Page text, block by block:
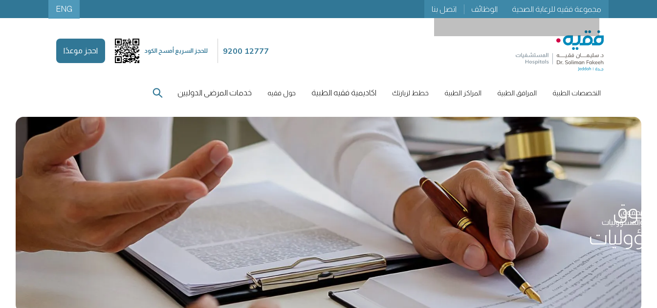
مجموعة فقيه للرعاية الصحية الوظائف اتصل بنا ENG
9200 12777 للحجز السريع أمسح الكود احجز موعدًا
التخصصات الطبية المرافق الطبية المراكز الطبية خطط لزيارتك اكاديمية فقيه الطبية حول فقيه خدمات المرضى الدوليين
الحقوق
والمسؤوليات